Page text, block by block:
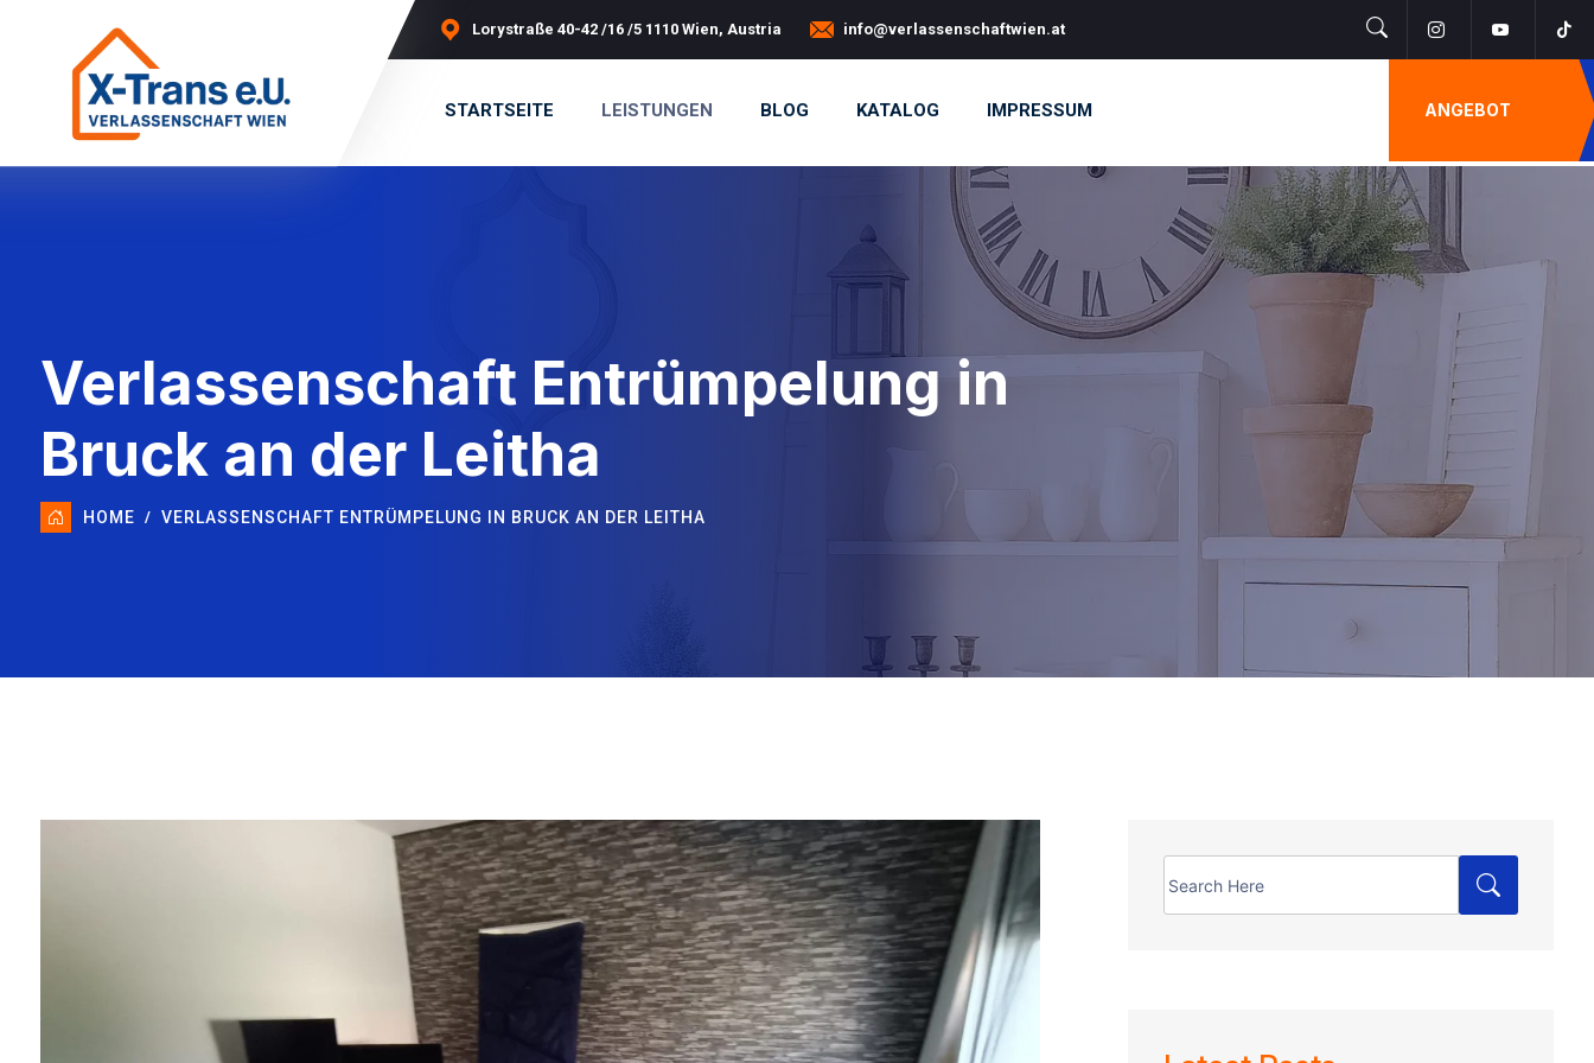
Lorystraße 40-42 /16 /5 1110 Wien, Austria info@verlassenschaftwien.at
STARTSEITE LEISTUNGEN BLOG KATALOG IMPRESSUM ANGEBOT
Verlassenschaft Entrümpelung in
Bruck an der Leitha
HOME VERLASSENSCHAFT ENTRÜMPELUNG IN BRUCK AN DER LEITHA